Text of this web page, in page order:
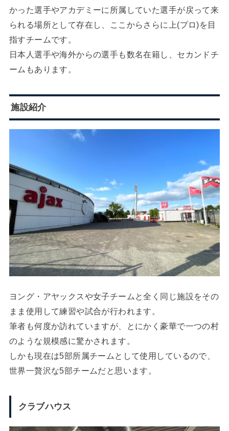
かった選手やアカデミーに所属していた選手が戻って来
られる場所として存在し、ここからさらに上(プロ)を目
指すチームです。
日本人選手や海外からの選手も数名在籍し、セカンドチ
ームもあります。
施設紹介
ヨング・アヤックスや女子チームと全く同じ施設をその
まま使用して練習や試合が行われます。
筆者も何度か訪れていますが、とにかく豪華で一つの村
のような規模感に驚かされます。
しかも現在は5部所属チームとして使用しているので、
世界一贅沢な5部チームだと思います。
クラブハウス